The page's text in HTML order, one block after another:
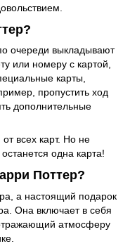
очереди выкладывают
или номеру с картой,
карты,
пропустить ход
дополнительные
всех карт. Но не
одна карта!
Поттер?
а настоящий подарок
Она включает в себя
атмосферу